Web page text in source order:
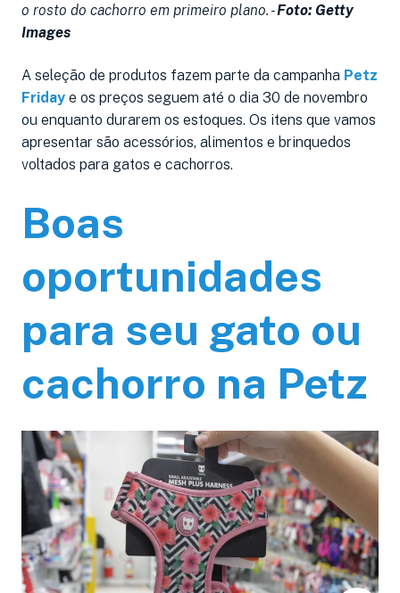
o rosto do cachorro em primeiro plano. -Foto: Getty
Images
A seleção de produtos fazem parte da campanha Petz
Friday e os preços seguem até o dia 30 de novembro
ou enquanto durarem os estoques. Os itens que vamos
apresentar são acessórios, alimentos e brinquedos
voltados para gatos e cachorros.
Boas
oportunidades
para seu gato ou
cachorro na Petz